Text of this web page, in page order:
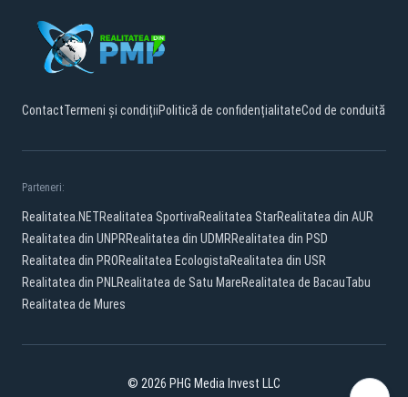
ContactTermeni și condițiiPolitică de confidențialitateCod de conduită
Parteneri:
Realitatea.NETRealitatea SportivaRealitatea StarRealitatea din AUR
Realitatea din UNPRRealitatea din UDMRRealitatea din PSD
Realitatea din PRORealitatea EcologistaRealitatea din USR
Realitatea din PNLRealitatea de Satu MareRealitatea de BacauTabu
Realitatea de Mures
© 2026 PHG Media Invest LLC